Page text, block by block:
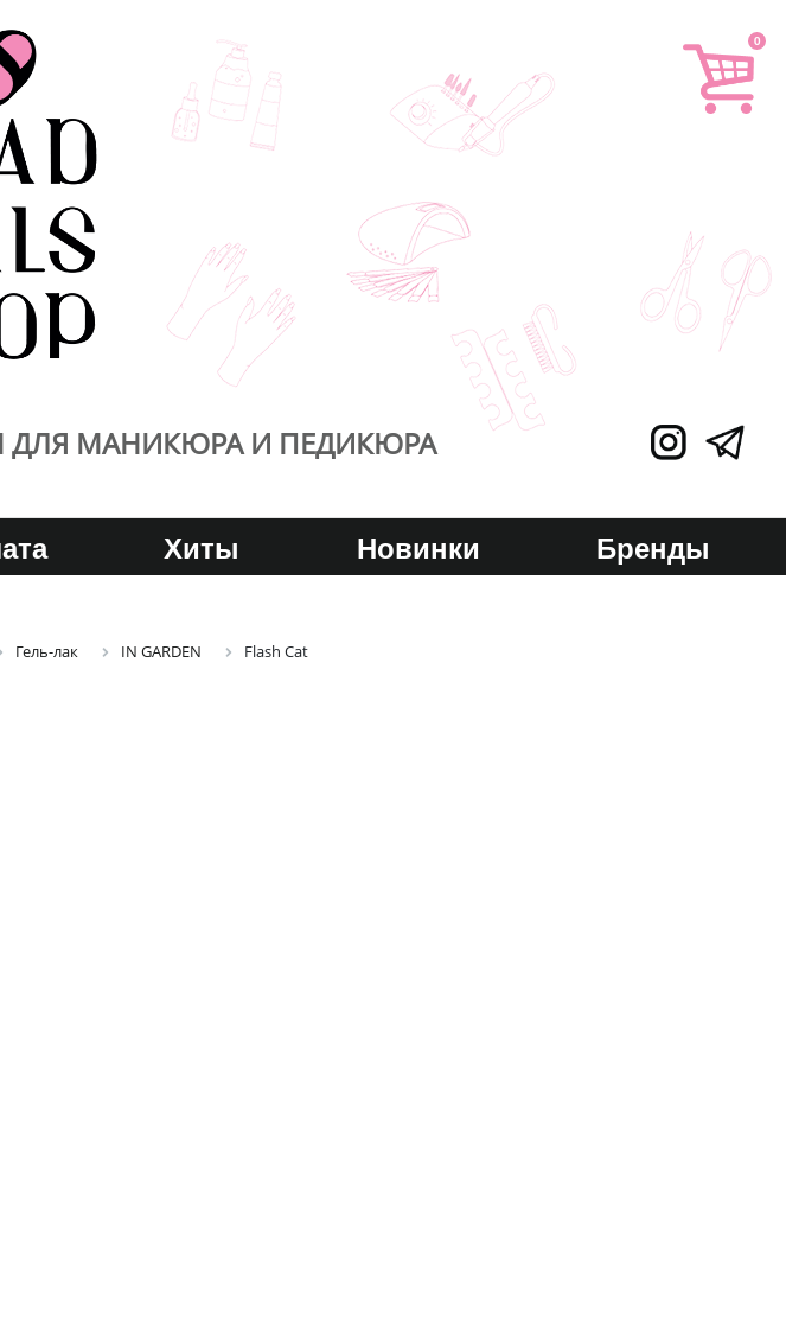
0
МАНИКЮРА И ПЕДИКЮРА
Хиты Новинки Бренды
Гель-лак IN GARDEN Flash Cat